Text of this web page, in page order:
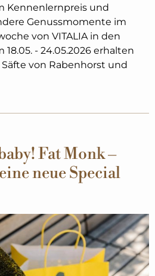
Kennenlernpreis und
Genussmomente im
von VITALIA in den
18.05. - 24.05.2026 erhalten
Säfte von Rabenhorst und
Fat Monk –
neue Special